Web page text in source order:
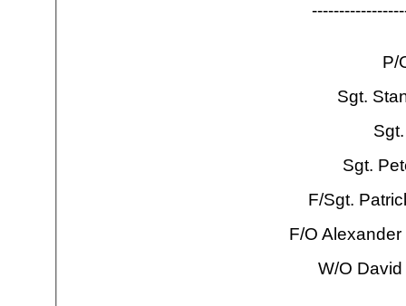
-----------------
P/
Sgt.
Sgt.
F/Sgt.
F/O
W/O